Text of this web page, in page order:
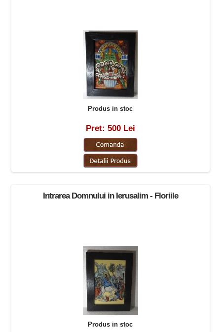
Produs in stoc
Pret: 500 Lei
Intrarea Domnului in Ierusalim - Floriile
Produs in stoc